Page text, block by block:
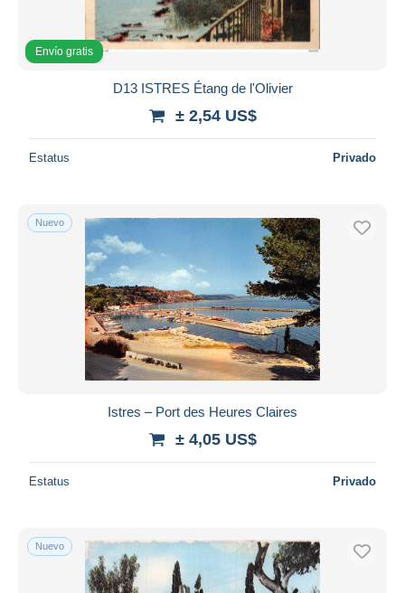
Envío gratis
D13 ISTRES Étang de l'Olivier
± 2,54 US$
Estatus Privado
Nuevo
Istres – Port des Heures Claires
± 4,05 US$
Estatus Privado
Nuevo